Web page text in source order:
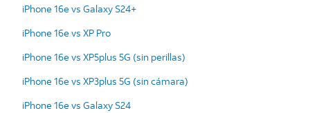
iPhone 16e vs Galaxy S24+
iPhone 16e vs XP Pro
iPhone 16e vs XP5plus 5G (sin perillas)
iPhone 16e vs XP3plus 5G (sin cámara)
iPhone 16e vs Galaxy S24